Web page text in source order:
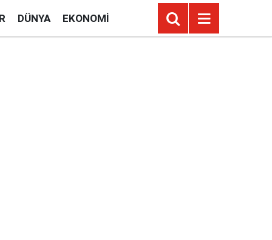
DÜNYA EKONOMI